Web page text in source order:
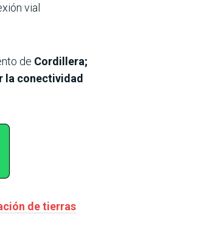
vial
de Cordillera;
la conectividad
de tierras